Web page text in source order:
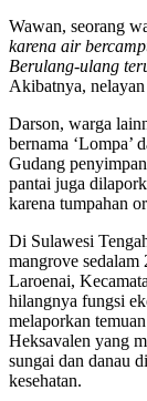
Wawan, seorang
karena air
Berulang-ulang
Akibatnya,
Darson, warga
bernama ‘Lompa’
Gudang
pantai juga
karena tumpahan
Di Sulawesi
mangrove
Laroenai,
hilangnya fungsi
melaporkan
Heksavalen yang
sungai dan danau
kesehatan.